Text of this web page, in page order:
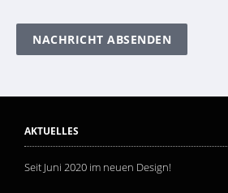
AKTUELLES
Seit Juni 2020 im neuen Design!